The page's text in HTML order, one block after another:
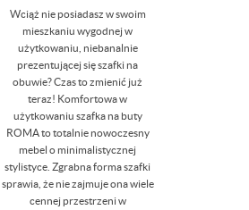
Wciąż nie posiadasz w swoim
mieszkaniu wygodnej w
użytkowaniu, niebanalnie
prezentującej się szafki na
obuwie? Czas to zmienić już
teraz! Komfortowa w
użytkowaniu szafka na buty
ROMA to totalnie nowoczesny
mebel o minimalistycznej
stylistyce. Zgrabna forma szafki
sprawia, że nie zajmuje ona wiele
cennej przestrzeni w